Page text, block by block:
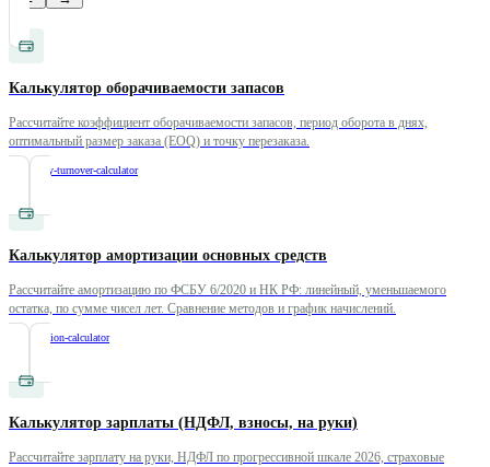
Калькулятор оборачиваемости запасов
Рассчитайте коэффициент оборачиваемости запасов, период оборота в днях,
оптимальный размер заказа (EOQ) и точку перезаказа.
inventory-turnover-calculator
Калькулятор амортизации основных средств
Рассчитайте амортизацию по ФСБУ 6/2020 и НК РФ: линейный, уменьшаемого
остатка, по сумме чисел лет. Сравнение методов и график начислений.
depreciation-calculator
Калькулятор зарплаты (НДФЛ, взносы, на руки)
Рассчитайте зарплату на руки, НДФЛ по прогрессивной шкале 2026, страховые